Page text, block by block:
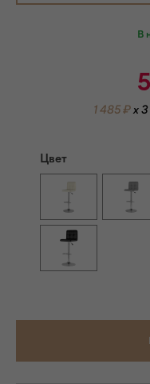
В
1 485 ₽ x
Цвет